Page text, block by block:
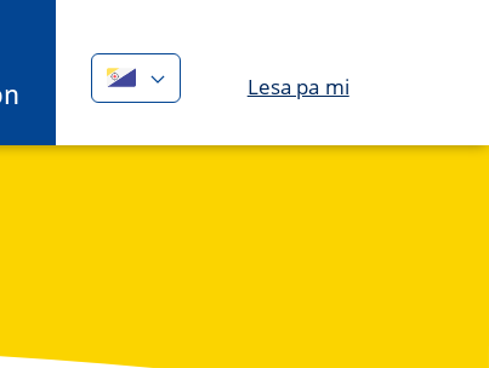
Lesa pa mi